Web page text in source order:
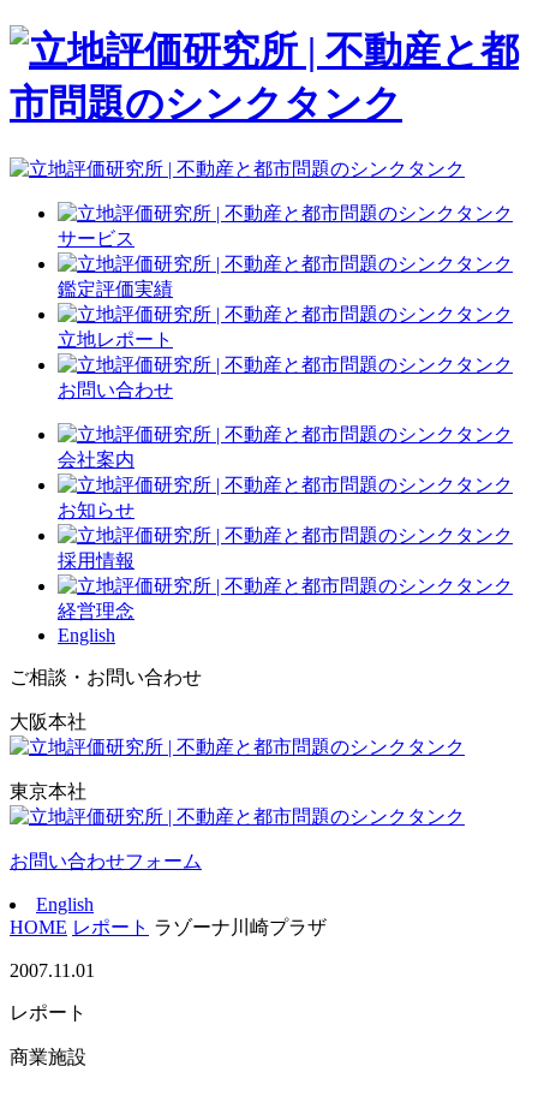
サービス
鑑定評価実績
立地レポート
お問い合わせ
会社案内
お知らせ
採用情報
経営理念
English
ご相談・お問い合わせ
大阪本社
東京本社
お問い合わせフォーム
English
HOME レポート ラゾーナ川崎プラザ
2007.11.01
レポート
商業施設